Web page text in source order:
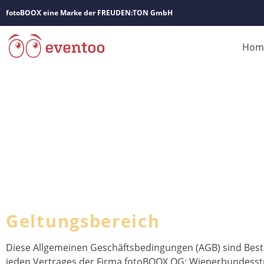
fotoBOOX eine Marke der FREUDEN:TON GmbH
Geltungsbereich
Diese Allgemeinen Geschäftsbedingungen (AGB) sind